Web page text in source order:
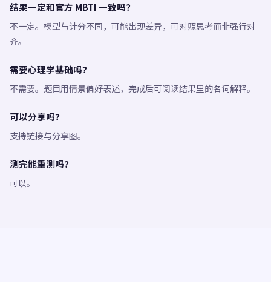
结果一定和官方 MBTI 一致吗？
不一定。模型与计分不同，可能出现差异，可对照思考而非强行对
齐。
需要心理学基础吗？
不需要。题目用情景偏好表述，完成后可阅读结果里的名词解释。
可以分享吗？
支持链接与分享图。
测完能重测吗？
可以。